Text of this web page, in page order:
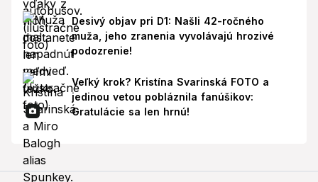
Desivý objav pri D1: Našli 42-ročného
muža, jeho zranenia vyvolávajú hrozivé
podozrenie!
Veľký krok? Kristína Svarinská FOTO a
jedinou vetou pobláznila fanúšikov:
Gratulácie sa len hrnú!